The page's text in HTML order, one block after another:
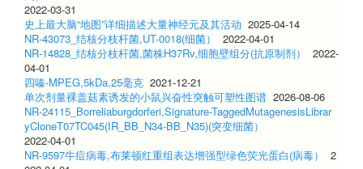
2022-03-31
史上最大脑“地图”详细描述大量神经元及其活动 2025-04-14
NR-43073_结核分枝杆菌,UT-0018(细菌）
2022-04-01
NR-14828_结核分枝杆菌,菌株H37Rv,细胞壁组分(抗原制剂）
2022-
04-01
四嗪-MPEG,5kDa,25毫克 2021-12-21
单次剂量裸盖菇素诱发的小鼠兴奋性突触可塑性图谱 2026-08-06
NR-24115_Borreliaburgdorferi,Signature-TaggedMutagenesisLibrar
yCloneT07TC045(IR_BB_N34-BB_N35)(突变细菌）
2022-04-01
NR-9597牛痘病毒,布莱顿红重组表达增强型绿色荧光蛋白(病毒）
2